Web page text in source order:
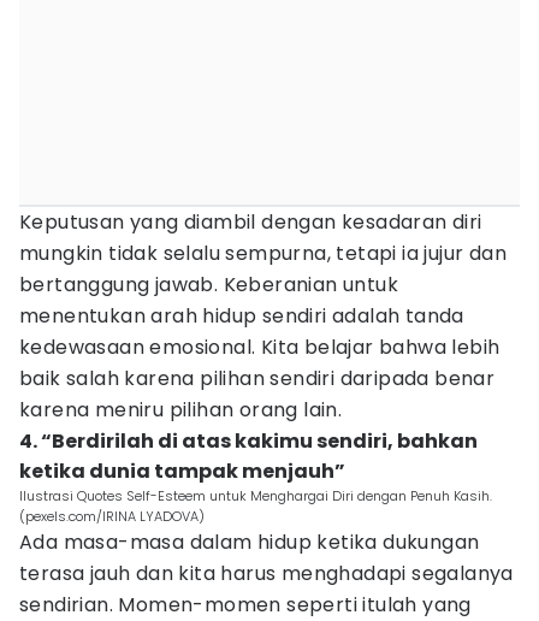
Keputusan yang diambil dengan kesadaran diri
mungkin tidak selalu sempurna, tetapi ia jujur dan
bertanggung jawab. Keberanian untuk
menentukan arah hidup sendiri adalah tanda
kedewasaan emosional. Kita belajar bahwa lebih
baik salah karena pilihan sendiri daripada benar
karena meniru pilihan orang lain.
4. “Berdirilah di atas kakimu sendiri, bahkan
ketika dunia tampak menjauh”
Ilustrasi Quotes Self-Esteem untuk Menghargai Diri dengan Penuh Kasih.
(pexels.com/IRINA LYADOVA)
Ada masa-masa dalam hidup ketika dukungan
terasa jauh dan kita harus menghadapi segalanya
sendirian. Momen-momen seperti itulah yang